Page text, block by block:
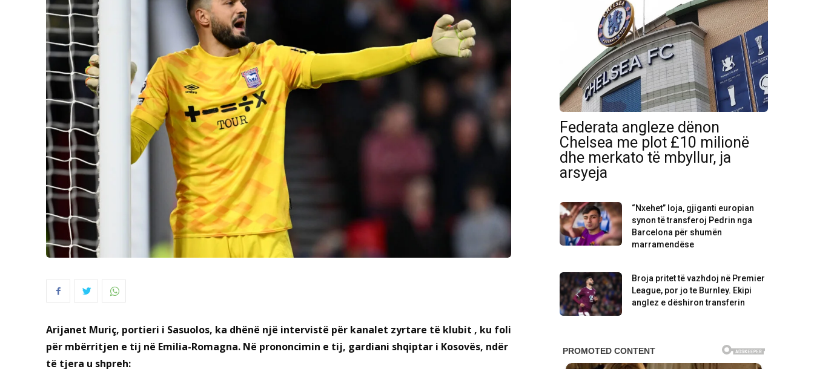
Arijanet Muriç, portieri i Sasuolos, ka dhënë një intervistë për kanalet zyrtare të klubit , ku foli
për mbërritjen e tij në Emilia-Romagna. Në prononcimin e tij, gardiani shqiptar i Kosovës, ndër
të tjera u shpreh:
Federata angleze dënon
Chelsea me plot £10 milionë
dhe merkato të mbyllur, ja
arsyeja
“Nxehet” loja, gjiganti europian
synon të transferoj Pedrin nga
Barcelona për shumën
marramendëse
Broja pritet të vazhdoj në Premier
League, por jo te Burnley. Ekipi
anglez e dëshiron transferin